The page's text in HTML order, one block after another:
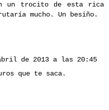
un trocito de esta rica
mucho. Un besiño.
de 2013 a las 20:45
que te saca.